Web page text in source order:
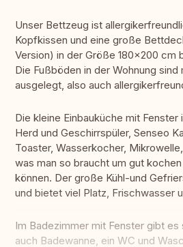
Unser Bettzeug ist
Kopfkissen und eine große
Version) in der Größe 180x200 cm
Die Fußböden in der Wohnung sind
ausgelegt, also auch
Die kleine Einbauküche mit
Herd und Geschirrspüler, Senseo
Toaster, Wasserkocher,
was man so braucht um gut
können. Der große Kühl-und
und bietet viel Platz, Frischwasser
Im Badezimmer mit Fenster gibt es
auch Badewanne, ein WC und